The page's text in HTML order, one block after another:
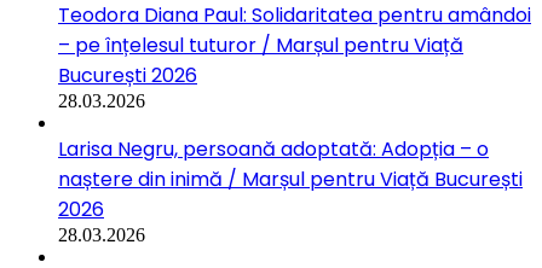
Teodora Diana Paul: Solidaritatea pentru amândoi
– pe înțelesul tuturor / Marșul pentru Viață
București 2026
28.03.2026
Larisa Negru, persoană adoptată: Adopția – o
naștere din inimă / Marșul pentru Viață București
2026
28.03.2026